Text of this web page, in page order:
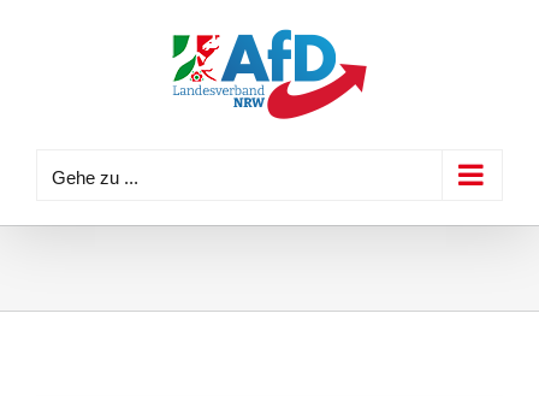
Gehe zu ...